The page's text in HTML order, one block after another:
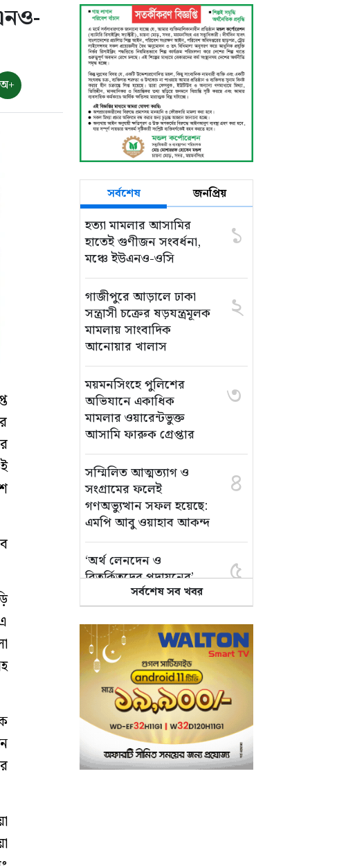
অ+
সর্বশেষ জনপ্রিয়
হত্যা মামলার আসামির
হাতেই গুণীজন সংবর্ধনা,
মঞ্চে ইউএনও-ওসি
১
গাজীপুরে আড়ালে ঢাকা
সন্ত্রাসী চক্রের ষড়যন্ত্রমূলক
মামলায় সাংবাদিক
আনোয়ার খালাস
২
ময়মনসিংহে পুলিশের
অভিযানে একাধিক
মামলার ওয়ারেন্টভুক্ত
আসামি ফারুক গ্রেপ্তার
৩
সম্মিলিত আত্মত্যাগ ও
সংগ্রামের ফলেই
গণঅভ্যুত্থান সফল হয়েছে:
এমপি আবু ওয়াহাব আকন্দ
৪
‘অর্থ লেনদেন ও
বিতর্কিতদের পদায়নের’
অভিযোগ, ঈশ্বরগঞ্জে
ছাত্রলীগের একাংশের ঝাড়ু
মিছিল
৫
মানসম্মত শিক্ষা নিশ্চিতে
শ্যামপুরে তৎপর শিক্ষা
অফিসার শাপলা খানম
৬
তাৎক্ষণিক খাদ্য পরীক্ষা
নিশ্চিত করবে ভ্রাম্যমাণ
পরীক্ষাগার: এস এম হুমায়ূন
৭
সর্বশেষ সব খবর